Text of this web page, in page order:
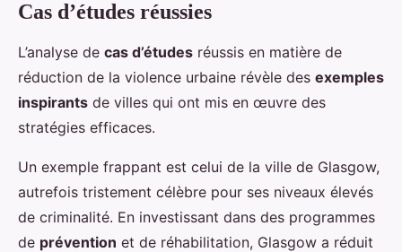
Cas d’études réussies
L’analyse de cas d’études réussis en matière de
réduction de la violence urbaine révèle des exemples
inspirants de villes qui ont mis en œuvre des
stratégies efficaces.
Un exemple frappant est celui de la ville de Glasgow,
autrefois tristement célèbre pour ses niveaux élevés
de criminalité. En investissant dans des programmes
de prévention et de réhabilitation, Glasgow a réduit